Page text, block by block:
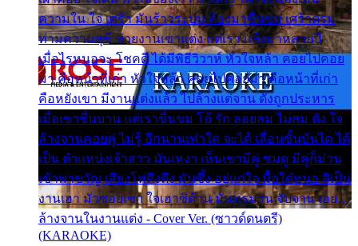
ความใน ใจ เศร้า มันร้าวระบม ต้องมาขื่นขม เศร้าตรม
ท่ามความสุขี ช่วยงานเขาแต่ง แต่เรา แล้งมาหลายปี
เมื่อไรหนอจะ โชคดี ได้มีพิธีวิวาห์ หัวใจหล้า คอยไปคอย
มา คือหน้าที่เก่า หัวใจหล้า คอยไปคอยมา คือหน้าที่เก่า
คือหยังเขา มีงานแต่งแล้ว ไปล้างแต่จาน ดั่งถูกประหาร
เมื่อเขาชื่นบาน แต่เราขื่นขม โอ้ รัก ลอยลม ไม่สม ดัง ใจ
ล้างจานคอยคู่ ไม่รู้ อีกนานเท่าใด จะได้ เลื่อนขั้นบันได ได้
เป็น ตำแหน่งเจ้าสาว มันเหงา เห็นเขามีคู่ ซมดู มีคู่ก็ม่วน
เข้าพาขวัญ เสียงโห่ตึงตึง มันซึ้ง อยู่แก่ใจ มื้อใด๋หนอ สิเป็น
งานเฮา มัวซอยเขา ใจเฮาซิด้าน มันทรมาน จับจาน เอย…
ล้างจานในงานแต่ง - Cover Ver. (ซาวด์ดนตรี)
(KARAOKE)